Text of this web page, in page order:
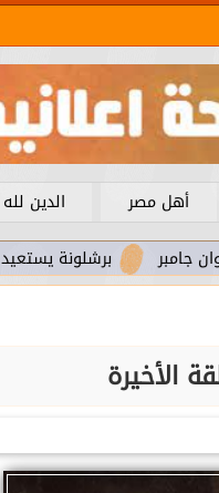
أهل مصر الدين لله
برشلونة يستعيد سلاحا
الأخيرة